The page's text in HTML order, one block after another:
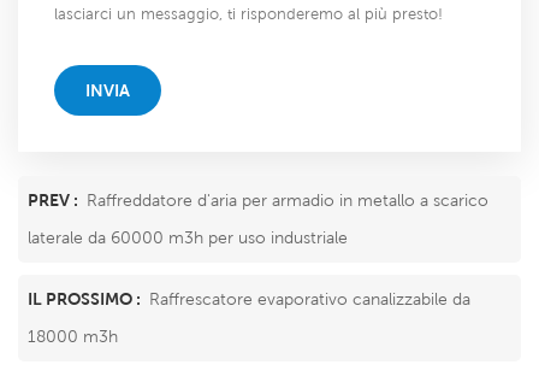
lasciarci un messaggio, ti risponderemo al più presto!
INVIA
PREV : Raffreddatore d'aria per armadio in metallo a scarico
laterale da 60000 m3h per uso industriale
IL PROSSIMO : Raffrescatore evaporativo canalizzabile da
18000 m3h